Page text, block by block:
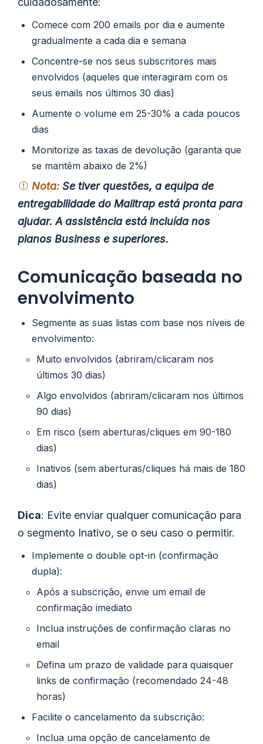
Comece com 200 emails por dia e aumente
gradualmente a cada dia e semana
Concentre-se nos seus subscritores mais
envolvidos (aqueles que interagiram com os
seus emails nos últimos 30 dias)
Aumente o volume em 25-30% a cada poucos
dias
Monitorize as taxas de devolução (garanta que
se mantêm abaixo de 2%)
Nota: Se tiver questões, a equipa de
entregabilidade do Mailtrap está pronta para
ajudar. A assistência está incluída nos
planos Business e superiores.
Comunicação baseada no
envolvimento
Segmente as suas listas com base nos níveis de
envolvimento:
Muito envolvidos (abriram/clicaram nos
últimos 30 dias)
Algo envolvidos (abriram/clicaram nos últimos
90 dias)
Em risco (sem aberturas/cliques em 90-180
dias)
Inativos (sem aberturas/cliques há mais de 180
dias)
Dica: Evite enviar qualquer comunicação para
o segmento Inativo, se o seu caso o permitir.
Implemente o double opt-in (confirmação
dupla):
Após a subscrição, envie um email de
confirmação imediato
Inclua instruções de confirmação claras no
email
Defina um prazo de validade para quaisquer
links de confirmação (recomendado 24-48
horas)
Facilite o cancelamento da subscrição:
Inclua uma opção de cancelamento de